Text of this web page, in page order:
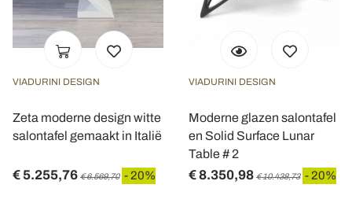
VIADURINI DESIGN
Zeta moderne design witte
salontafel gemaakt in Italië
€ 5.255,76 € 6.569,70 - 20%
VIADURINI DESIGN
Moderne glazen salontafel
en Solid Surface Lunar
Table # 2
€ 8.350,98 € 10.438,73 - 20%